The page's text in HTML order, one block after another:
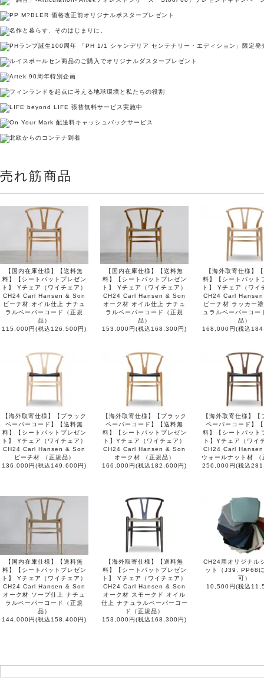
売れ筋商品
【国内在庫仕様】【送料無
料】【シートパットプレゼン
ト】 Yチェア（ワイチェア）
CH24 Carl Hansen & Son
ビーチ材 オイル仕上 ナチュ
ラルペーパーコード（正規
品）
115,000円(税込126,500円)
【国内在庫仕様】【送料無
料】【シートパットプレゼン
ト】 Yチェア（ワイチェア）
CH24 Carl Hansen & Son
オーク材 オイル仕上 ナチュ
ラルペーパーコード（正規
品）
153,000円(税込168,300円)
【海外取寄仕様】
料】【シートパット
ト】 Yチェア（ワイ
CH24 Carl
ビーチ材 ラッカー
ュラルペーパーコー
品）
168,000円(税込
【海外取寄仕様】【ブラック
ペーパーコード】【送料無
料】【シートパットプレゼン
ト】 Yチェア（ワイチェア）
CH24 Carl Hansen & Son
ビーチ材 （正規品）
136,000円(税込149,600円)
【海外取寄仕様】【ブラック
ペーパーコード】【送料無
料】【シートパットプレゼン
ト】Yチェア（ワイチェア）
CH24 Carl Hansen & Son
オーク材 （正規品）
166,000円(税込182,600円)
【海外取寄仕様】【
ペーパーコード】
料】【シートパット
ト】Yチェア（ワイ
CH24 Carl
ウォールナット材 （
256,000円(税込
【国内在庫仕様】【送料無
料】【シートパットプレゼン
ト】 Yチェア（ワイチェア）
CH24 Carl Hansen & Son
オーク材 ソープ仕上 ナチュ
ラルペーパーコード（正規
品）
144,000円(税込158,400円)
【海外取寄仕様】【送料無
料】【シートパットプレゼン
ト】 Yチェア（ワイチェア）
CH24 Carl Hansen & Son
オーク材 スモークド オイル
仕上 ナチュラルペーパーコー
ド（正規品）
153,000円(税込168,300円)
CH24用オリジナル
ット（J39, PP68
可）
10,500円(税込